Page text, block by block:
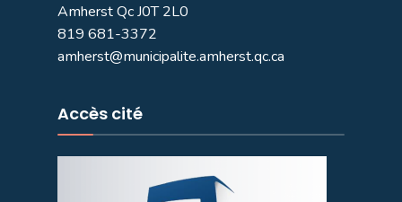
Amherst Qc J0T 2L0
819 681-3372
amherst@municipalite.amherst.qc.ca
Accès cité